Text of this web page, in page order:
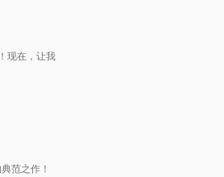
现在，让我
范之作！